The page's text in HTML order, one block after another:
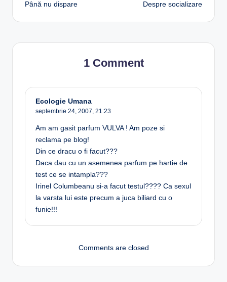
navigation
Până nu dispare Despre socializare
1 Comment
Ecologie Umana
septembrie 24, 2007, 21:23
Am am gasit parfum VULVA ! Am poze si
reclama pe blog!
Din ce dracu o fi facut???
Daca dau cu un asemenea parfum pe hartie de
test ce se intampla???
Irinel Columbeanu si-a facut testul???? Ca sexul
la varsta lui este precum a juca biliard cu o
funie!!!
Comments are closed